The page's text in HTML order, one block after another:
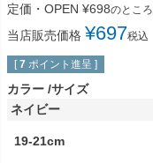
定価・OPEN ¥698のところ
当店販売価格 ¥697税込
[ 7 ポイント進呈 ]
カラー サイズ
ネイビー
19-21cm